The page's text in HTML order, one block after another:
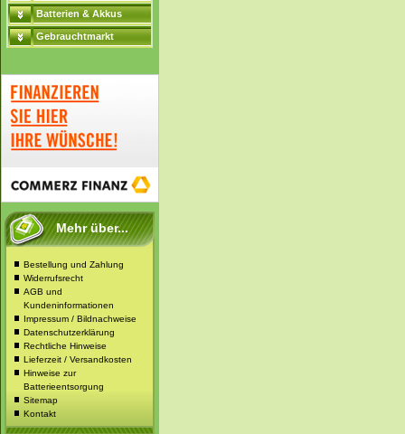
Batterien & Akkus
Gebrauchtmarkt
Mehr über...
Bestellung und Zahlung
Widerrufsrecht
AGB und
Kundeninformationen
Impressum / Bildnachweise
Datenschutzerklärung
Rechtliche Hinweise
Lieferzeit / Versandkosten
Hinweise zur
Batterieentsorgung
Sitemap
Kontakt